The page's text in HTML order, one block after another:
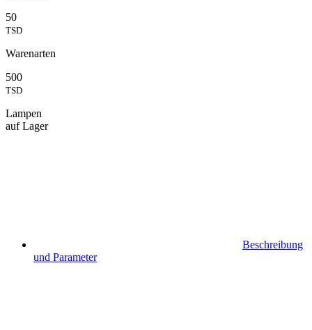
50
TSD
Warenarten
500
TSD
Lampen
auf Lager
Beschreibung
und Parameter